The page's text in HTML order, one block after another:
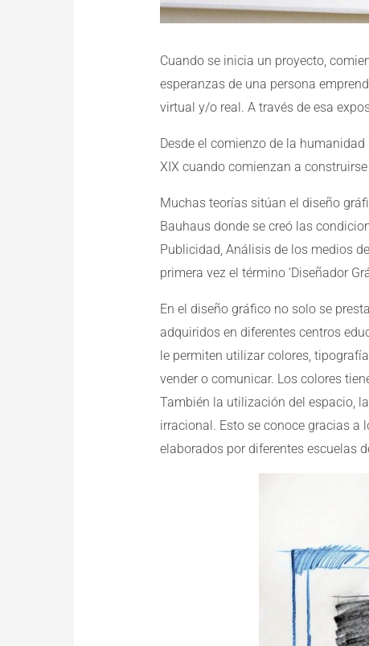
Cuando se inicia un proyecto,
esperanzas de una persona
virtual y/o real. A través de esa
Desde el comienzo de la
XIX cuando comienzan a
Muchas teorías sitúan el diseño
Bauhaus donde se creó las
Publicidad, Análisis de los medios
primera vez el término ‘Diseñador
En el diseño gráfico no solo se
adquiridos en diferentes centros
le permiten utilizar colores,
vender o comunicar. Los colores
También la utilización del espacio,
irracional. Esto se conoce gracias
elaborados por diferentes escuelas